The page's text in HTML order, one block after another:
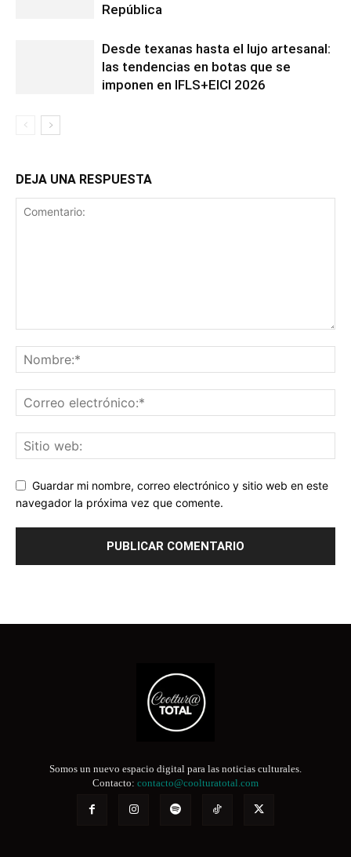
República
Desde texanas hasta el lujo artesanal:
las tendencias en botas que se
imponen en IFLS+EICI 2026
DEJA UNA RESPUESTA
Guardar mi nombre, correo electrónico y sitio web en este
navegador la próxima vez que comente.
Somos un nuevo espacio digital para las noticias culturales.
Contacto: contacto@coolturatotal.com